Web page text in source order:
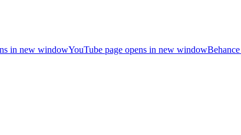
in new windowYouTube page opens in new window